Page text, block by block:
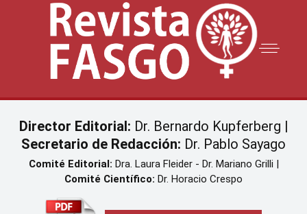
Director Editorial: Dr. Bernardo Kupferberg |
Secretario de Redacción: Dr. Pablo Sayago
Comité Editorial: Dra. Laura Fleider - Dr. Mariano Grilli |
Comité Científico: Dr. Horacio Crespo